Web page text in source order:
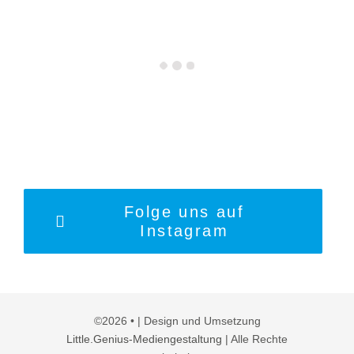
Folge uns auf
Instagram
©2026 • | Design und Umsetzung
Little.Genius-Mediengestaltung | Alle Rechte